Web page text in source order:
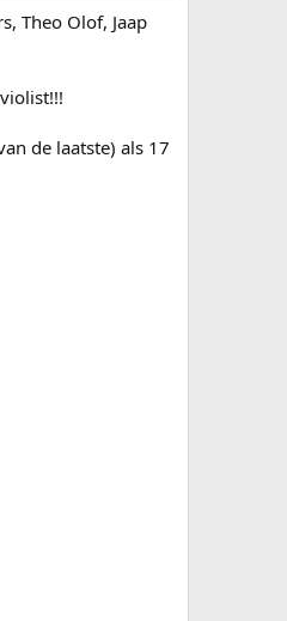
Theo Olof, Jaap
de laatste) als 17